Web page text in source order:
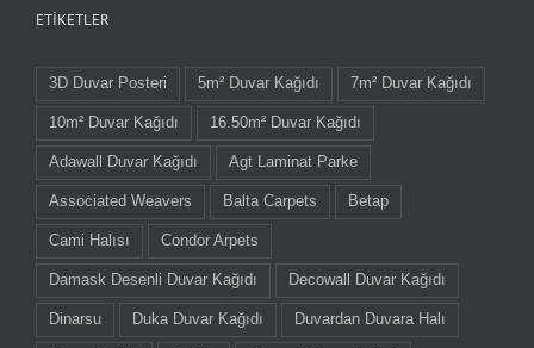
ETIKETLER
3D Duvar Posteri 5m² Duvar Kağıdı 7m² Duvar Kağıdı
10m² Duvar Kağıdı 16.50m² Duvar Kağıdı
Adawall Duvar Kağıdı Agt Laminat Parke
Associated Weavers Balta Carpets Betap
Cami Halısı Condor Arpets
Damask Desenli Duvar Kağıdı Decowall Duvar Kağıdı
Dinarsu Duka Duvar Kağıdı Duvardan Duvara Halı